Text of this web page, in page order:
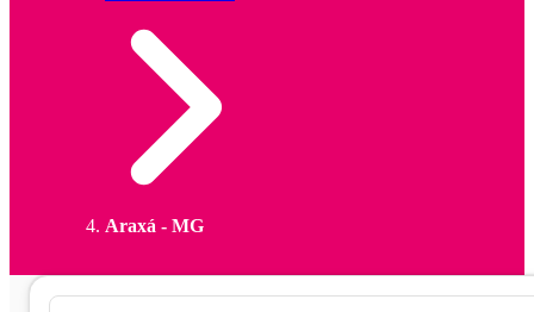
Araxá - MG